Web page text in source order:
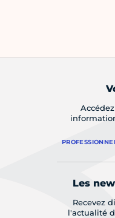
Les
Recevez
l'actualité